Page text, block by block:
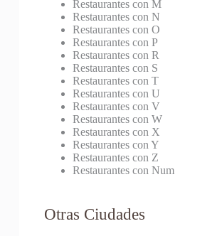
Restaurantes con M
Restaurantes con N
Restaurantes con O
Restaurantes con P
Restaurantes con R
Restaurantes con S
Restaurantes con T
Restaurantes con U
Restaurantes con V
Restaurantes con W
Restaurantes con X
Restaurantes con Y
Restaurantes con Z
Restaurantes con Num
Otras Ciudades